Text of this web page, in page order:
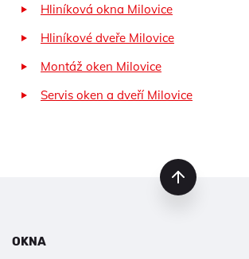
Hliníková okna Milovice
Hliníkové dveře Milovice
Montáž oken Milovice
Servis oken a dveří Milovice
OKNA